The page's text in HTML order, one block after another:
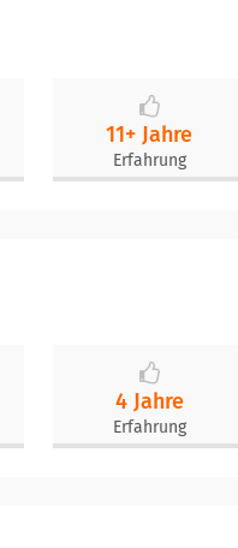
11+ Jahre
Erfahrung
4 Jahre
Erfahrung